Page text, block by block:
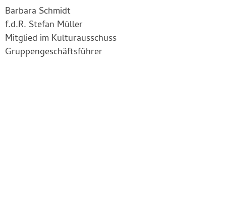
Barbara Schmidt
f.d.R. Stefan Müller
Mitglied im Kulturausschuss
Gruppengeschäftsführer